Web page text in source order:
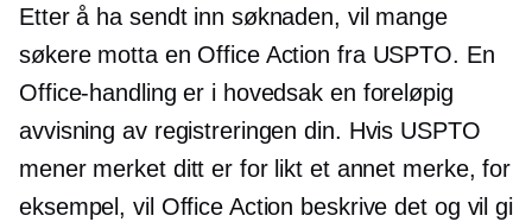
Etter å ha sendt inn søknaden, vil mange
søkere motta en Office Action fra USPTO. En
Office-handling er i hovedsak en foreløpig
avvisning av registreringen din. Hvis USPTO
mener merket ditt er for likt et annet merke, for
eksempel, vil Office Action beskrive det og vil gi